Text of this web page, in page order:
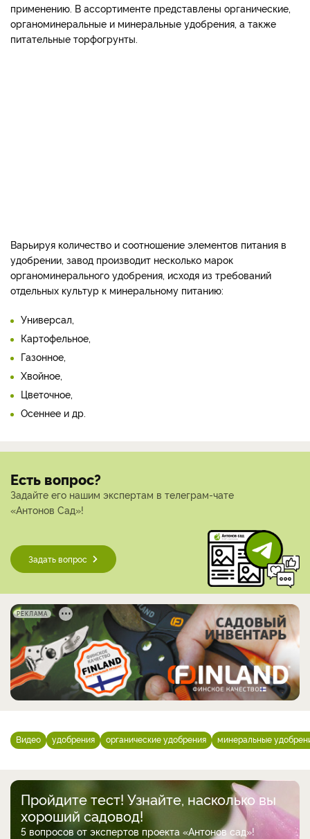
применению. В ассортименте представлены органические,
органоминеральные и минеральные удобрения, а также
питательные торфогрунты.
Варьируя количество и соотношение элементов питания в
удобрении, завод производит несколько марок
органоминерального удобрения, исходя из требований
отдельных культур к минеральному питанию:
Универсал,
Картофельное,
Газонное,
Хвойное,
Цветочное,
Осеннее и др.
Есть вопрос?
Задайте его нашим экспертам в телеграм-чате
«Антонов Сад»!
Задать вопрос
РЕКЛАМА
Видео удобрения органические удобрения минеральные
Пройдите тест! Узнайте, насколько вы
хороший садовод!
5 вопросов от экспертов проекта «Антонов сад»!